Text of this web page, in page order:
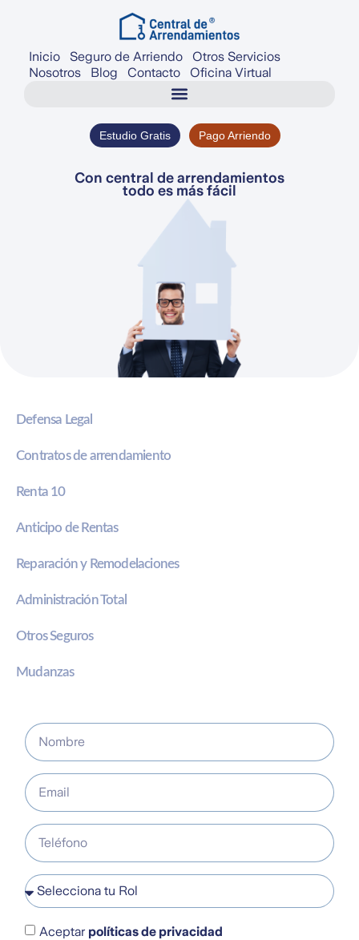
Inicio Seguro de Arriendo
Otros Servicios
Nosotros
Blog Contacto Oficina Virtual
Estudio Gratis Pago Arriendo
Con central de arrendamientos
todo es más fácil
Defensa Legal
Contratos de arrendamiento
Renta 10
Anticipo de Rentas
Reparación y Remodelaciones
Administración Total
Otros Seguros
Mudanzas
Aceptar políticas de privacidad